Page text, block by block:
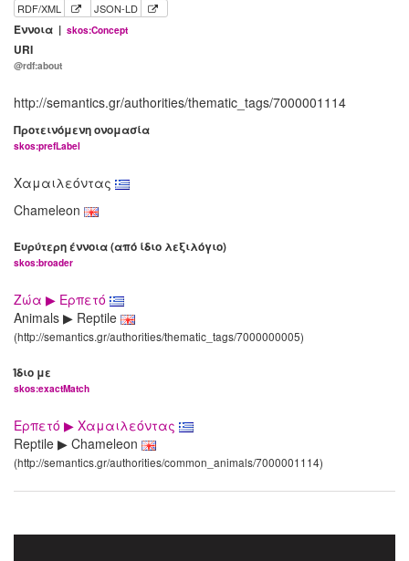
RDF/XML JSON-LD
Έννοια | skos:Concept
URI
@rdf:about
http://semantics.gr/authorities/thematic_tags/7000001114
Προτεινόμενη ονομασία
skos:prefLabel
Χαμαιλεόντας
Chameleon
Ευρύτερη έννοια (από ίδιο λεξιλόγιο)
skos:broader
Ζώα ▶ Ερπετό
Animals ▶ Reptile
(http://semantics.gr/authorities/thematic_tags/7000000005)
Ίδιο με
skos:exactMatch
Ερπετό ▶ Χαμαιλεόντας
Reptile ▶ Chameleon
(http://semantics.gr/authorities/common_animals/7000001114)